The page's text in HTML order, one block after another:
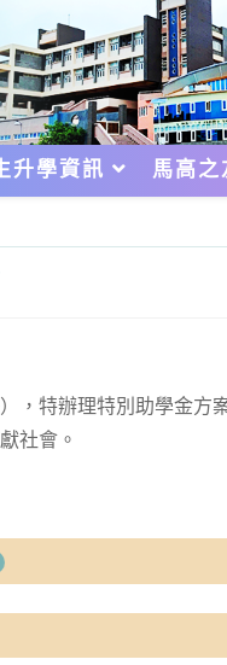
升學資訊 馬高
，特辦理特別助學金方
社會。